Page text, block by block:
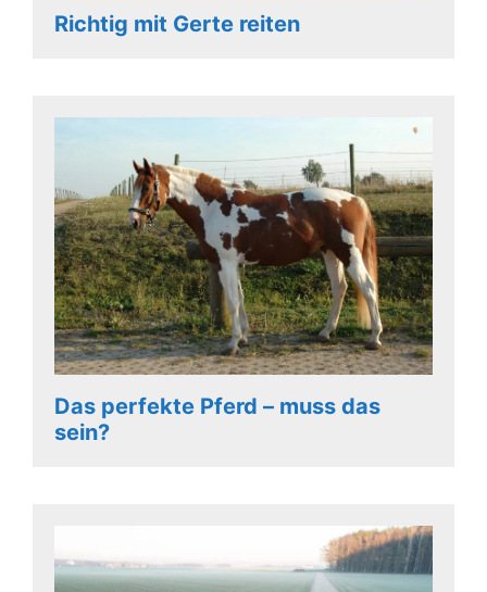
Richtig mit Gerte reiten
Das perfekte Pferd – muss das
sein?